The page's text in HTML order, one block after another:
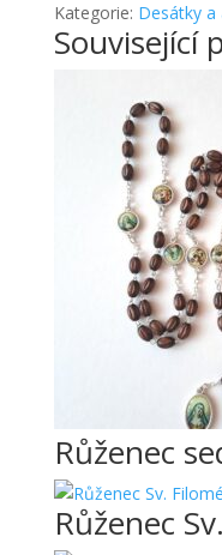
Kategorie: Desátky
Související
Růženec
Růženec